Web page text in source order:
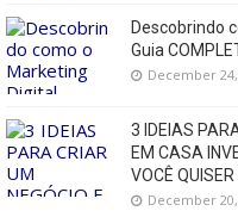
Descobrindo
Guia
December 24,
3 IDEIAS
EM CASA
VOCÊ QUISER
December 20,